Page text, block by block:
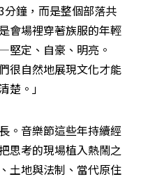
鐘，而是整個部落共
會場裡穿著族服的年輕
定、自豪、明亮。
很自然地展現文化才能
楚。」
。音樂節這些年持續經
思考的現場植入熱鬧之
土地與法制、當代原住